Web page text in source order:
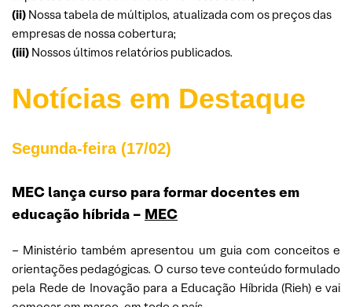
(ii) Nossa tabela de múltiplos, atualizada com os preços das
empresas de nossa cobertura;
(iii) Nossos últimos relatórios publicados.
Notícias em Destaque
Segunda-feira (17/02)
MEC lança curso para formar docentes em
educação híbrida – MEC
– Ministério também apresentou um guia com conceitos e
orientações pedagógicas. O curso teve conteúdo formulado
pela Rede de Inovação para a Educação Híbrida (Rieh) e vai